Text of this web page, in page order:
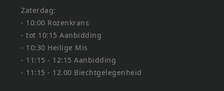
Zaterdag:
- 10:00 Rozenkrans
- tot 10:15 Aanbidding
- 10:30 Heilige Mis
- 11:15 - 12:15 Aanbidding
- 11:15 - 12.00 Biechtgelegenheid